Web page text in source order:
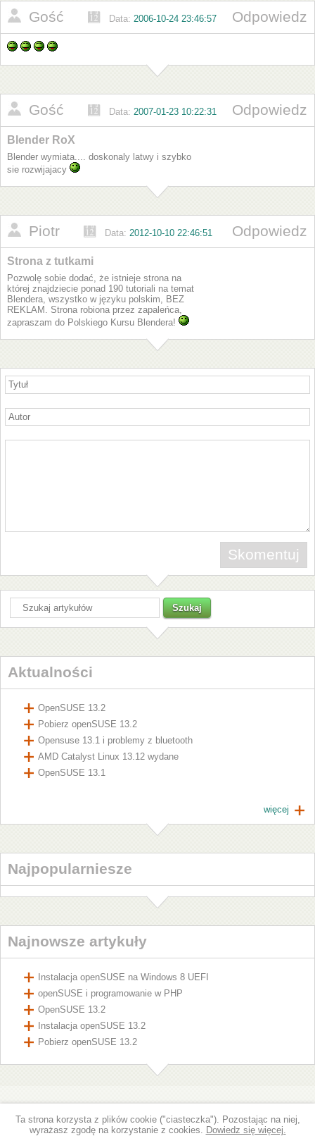
Gość Data: 2006-10-24 23:46:57 Odpowiedz
Gość Data: 2007-01-23 10:22:31 Odpowiedz
Blender RoX
Blender wymiata.... doskonaly latwy i szybko
sie rozwijajacy
Piotr Data: 2012-10-10 22:46:51 Odpowiedz
Strona z tutkami
Pozwolę sobie dodać, że istnieje strona na
której znajdziecie ponad 190 tutoriali na temat
Blendera, wszystko w języku polskim, BEZ
REKLAM. Strona robiona przez zapaleńca,
zapraszam do Polskiego Kursu Blendera!
Aktualności
OpenSUSE 13.2
Pobierz openSUSE 13.2
Opensuse 13.1 i problemy z bluetooth
AMD Catalyst Linux 13.12 wydane
OpenSUSE 13.1
więcej
Najpopularniesze
Najnowsze artykuły
Instalacja openSUSE na Windows 8 UEFI
openSUSE i programowanie w PHP
OpenSUSE 13.2
Instalacja openSUSE 13.2
Pobierz openSUSE 13.2
Ta strona korzysta z plików cookie ("ciasteczka"). Pozostając na niej,
wyrażasz zgodę na korzystanie z cookies. Dowiedz się więcej.